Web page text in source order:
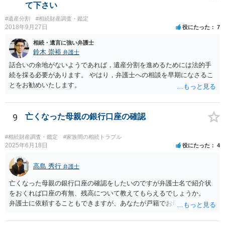
て下さい
#遺産分割 #相続財産調査・鑑定
2018年9月27日 役にたった 7
相続・遺言に強い弁護士
鈴木 崇裕 弁護士
話合いの余地がないようであれば，遺産分割を進めるためには法的手
続を採る必要があります。 やはり，弁護士への相談を早期になさるこ
とをお勧めいたします。
9 亡くなった母親の銀行口座の確認
#相続財産調査・鑑定 #家族間の相続トラブル
2025年6月18日 役にたった 4
高島 秀行 弁護士
亡くなった母親の銀行口座の確認をしたいのですが弁護士名で紹介状
をおくれば口座の有無、残高について教えてもらえるでしょうか。
弁護士に依頼することもできますが、あなたが戸籍でお母さんの相続
高は教えてくれると思います。 自分ではよくわからないということ